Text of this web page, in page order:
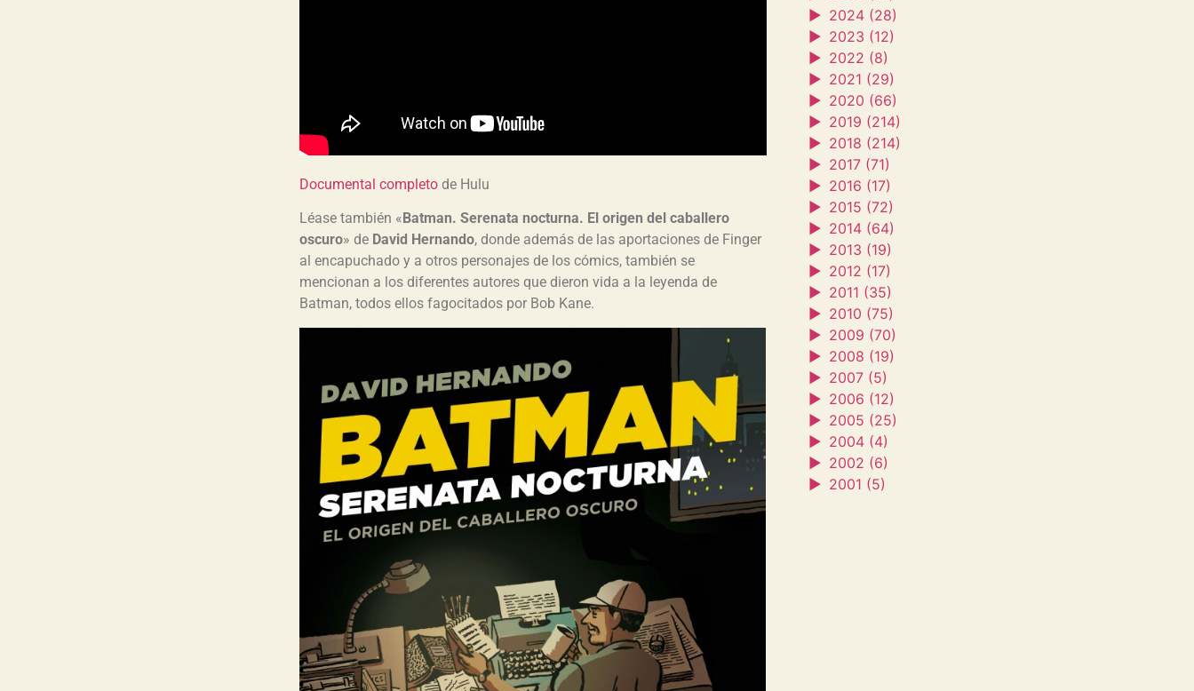
Documental completode Hulu
Léase también « Batman. Serenata nocturna. El origen del caballero
oscuro» de David Hernando, donde además de las aportaciones de Finger
al encapuchado y a otros personajes de los cómics, también se
mencionan a los diferentes autores que dieron vida a la leyenda de
Batman, todos ellos fagocitados por Bob Kane.
► 2024 (28)
► 2023 (12)
► 2022 (8)
► 2021 (29)
► 2020 (66)
► 2019 (214)
► 2018 (214)
► 2017 (71)
► 2016 (17)
► 2015 (72)
► 2014 (64)
► 2013 (19)
► 2012 (17)
► 2011 (35)
► 2010 (75)
► 2009 (70)
► 2008 (19)
► 2007 (5)
► 2006 (12)
► 2005 (25)
► 2004 (4)
► 2002 (6)
► 2001 (5)